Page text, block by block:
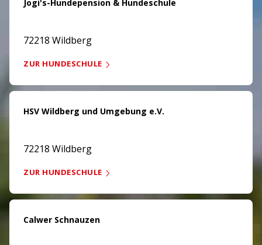
Jogi's-Hundepension & Hundeschule
72218 Wildberg
ZUR HUNDESCHULE
HSV Wildberg und Umgebung e.V.
72218 Wildberg
ZUR HUNDESCHULE
Calwer Schnauzen